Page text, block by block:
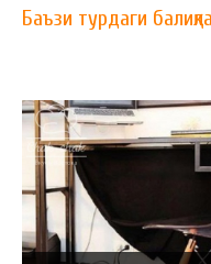
Баъзи турдаги